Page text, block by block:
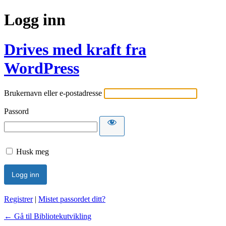
Logg inn
Drives med kraft fra
WordPress
Brukernavn eller e-postadresse
Passord
Husk meg
Registrer| Mistet passordet ditt?
← Gå til Bibliotekutvikling